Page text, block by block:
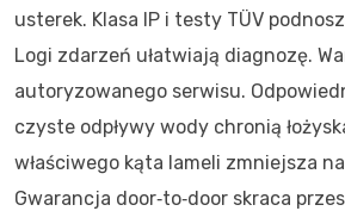
usterek. Klasa IP i testy TÜV
Logi zdarzeń ułatwiają diagnozę.
autoryzowanego serwisu.
czyste odpływy wody chronią
właściwego kąta lameli zmniejsza
Gwarancja door‑to‑door skraca